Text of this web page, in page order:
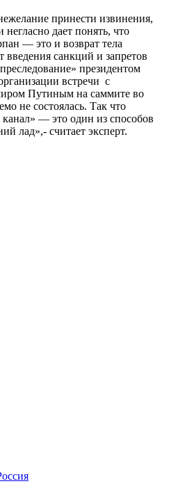
принести извинения,
дает понять, что
— это и возврат тела
введения санкций и запретов
президентом
встречи с
Путиным на саммите во
не состоялась. Так что
— это один из способов
лад»,- считает эксперт.